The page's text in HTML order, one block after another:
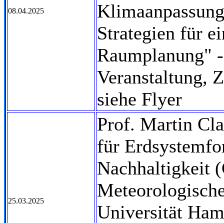
08.04.2025
Strategien für
Raumplanung"
Veranstaltung,
siehe Flyer
25.03.2025
Prof. Martin
für
Nachhaltigkeit
Universität